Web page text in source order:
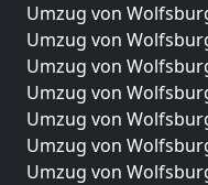
Umzug von
Umzug von
Umzug von
Umzug von
Umzug von
Umzug von
Umzug von